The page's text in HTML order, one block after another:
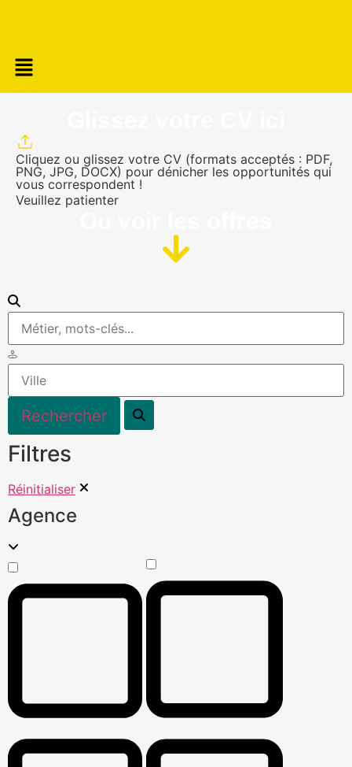
Cliquez ou glissez votre CV (formats acceptés : PDF,
PNG, JPG, DOCX) pour dénicher les opportunités qui
vous correspondent !
Veuillez patienter
Filtres
Réinitialiser
Agence